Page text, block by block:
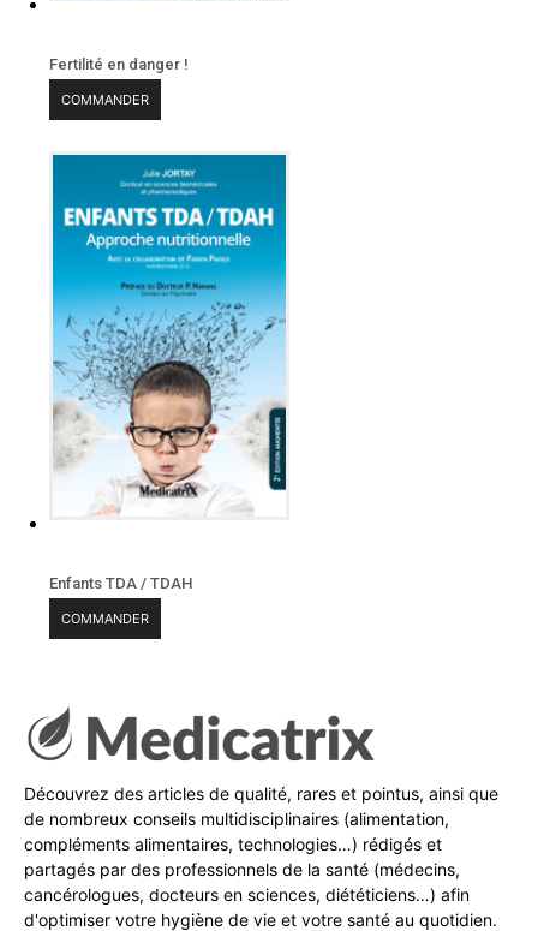
Fertilité en danger !
COMMANDER
Enfants TDA / TDAH
COMMANDER
Découvrez des articles de qualité, rares et pointus, ainsi que
de nombreux conseils multidisciplinaires (alimentation,
compléments alimentaires, technologies…) rédigés et
partagés par des professionnels de la santé (médecins,
cancérologues, docteurs en sciences, diététiciens…) afin
d'optimiser votre hygiène de vie et votre santé au quotidien.